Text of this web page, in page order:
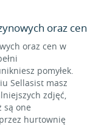
oraz cen
oraz cen w
pomyłek.
Sellasist masz
zdjęć,
są one
hurtownię